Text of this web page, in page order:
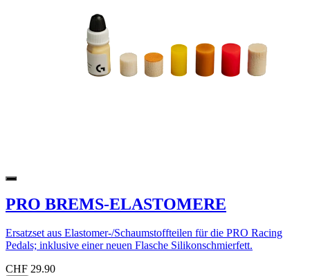
PRO BREMS-ELASTOMERE
Ersatzset aus Elastomer-/Schaumstoffteilen für die PRO Racing
Pedals; inklusive einer neuen Flasche Silikonschmierfett.
CHF 29.90